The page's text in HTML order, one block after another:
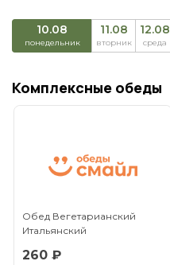
10.08
понедельник
11.08
вторник
12.08
среда
Комплексные обеды
Обед Вегетарианский
Итальянский
260 ₽